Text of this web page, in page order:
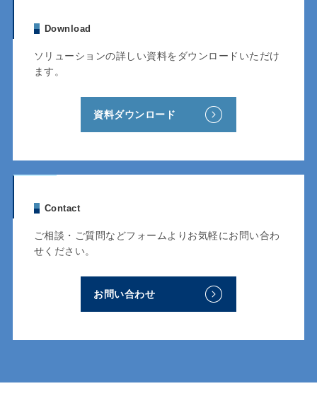
Download
ソリューションの詳しい資料をダウンロードいただけ
ます。
資料ダウンロード
Contact
ご相談・ご質問などフォームよりお気軽にお問い合わ
せください。
お問い合わせ